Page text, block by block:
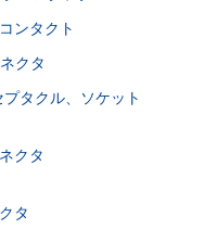
ンタクト
クタ
タクル、ソケット
クタ
タ